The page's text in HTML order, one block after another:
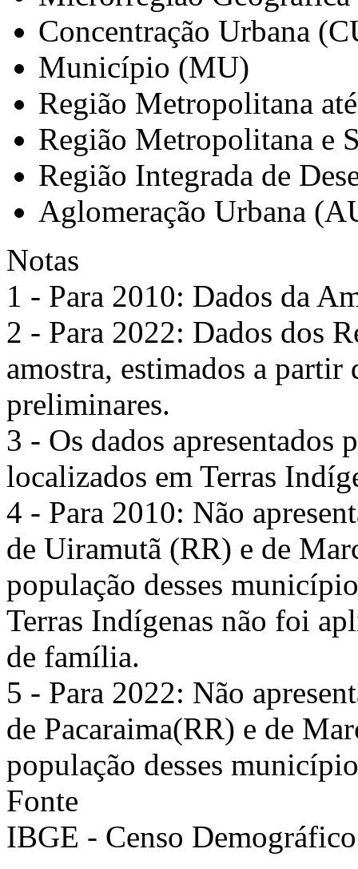
Concentração Urbana
Município (MU)
Região Metropolitana
Região Metropolitana e
Região Integrada de
Aglomeração Urbana
Notas
1 - Para 2010: Dados da
2 - Para 2022: Dados dos
amostra, estimados a partir
preliminares.
3 - Os dados
localizados em Terras
4 - Para 2010: Não
de Uiramutã (RR) e de
população desses
Terras Indígenas não foi
de família.
5 - Para 2022: Não
de Pacaraima(RR) e de
população desses
Fonte
IBGE - Censo Demográfico